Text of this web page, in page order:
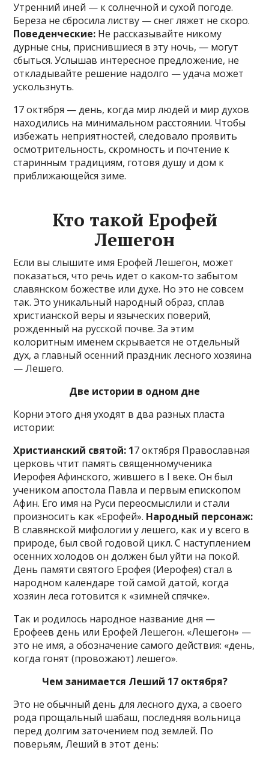
Утренний иней — к солнечной и сухой погоде.
Береза не сбросила листву — снег ляжет не скоро.
Поведенческие: Не рассказывайте никому
дурные сны, приснившиеся в эту ночь, — могут
сбыться. Услышав интересное предложение, не
откладывайте решение надолго — удача может
ускользнуть.
17 октября — день, когда мир людей и мир духов
находились на минимальном расстоянии. Чтобы
избежать неприятностей, следовало проявить
осмотрительность, скромность и почтение к
старинным традициям, готовя душу и дом к
приближающейся зиме.
Кто такой Ерофей
Лешегон
Если вы слышите имя Ерофей Лешегон, может
показаться, что речь идет о каком-то забытом
славянском божестве или духе. Но это не совсем
так. Это уникальный народный образ, сплав
христианской веры и языческих поверий,
рожденный на русской почве. За этим
колоритным именем скрывается не отдельный
дух, а главный осенний праздник лесного хозяина
— Лешего.
Две истории в одном дне
Корни этого дня уходят в два разных пласта
истории:
Христианский святой: 17 октября Православная
церковь чтит память священномученика
Иерофея Афинского, жившего в I веке. Он был
учеником апостола Павла и первым епископом
Афин. Его имя на Руси переосмыслили и стали
произносить как «Ерофей». Народный персонаж:
В славянской мифологии у лешего, как и у всего в
природе, был свой годовой цикл. С наступлением
осенних холодов он должен был уйти на покой.
День памяти святого Ерофея (Иерофея) стал в
народном календаре той самой датой, когда
хозяин леса готовится к «зимней спячке».
Так и родилось народное название дня —
Ерофеев день или Ерофей Лешегон. «Лешегон» —
это не имя, а обозначение самого действия: «день,
когда гонят (провожают) лешего».
Чем занимается Леший 17 октября?
Это не обычный день для лесного духа, а своего
рода прощальный шабаш, последняя вольница
перед долгим заточением под землей. По
поверьям, Леший в этот день: